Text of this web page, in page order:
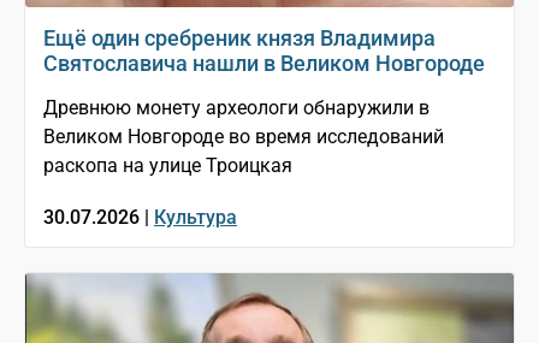
Ещё один сребреник князя Владимира
Святославича нашли в Великом Новгороде
Древнюю монету археологи обнаружили в
Великом Новгороде во время исследований
раскопа на улице Троицкая
30.07.2026 | Культура